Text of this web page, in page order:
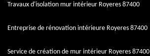
Travaux d'isolation mur intérieur Royeres 87400
Entreprise de rénovation intérieure Royeres 87400
Service de création de mur intérieur Royeres 87400